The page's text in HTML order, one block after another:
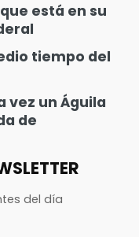
está en su
tiempo del
vez un Águila
de
del día